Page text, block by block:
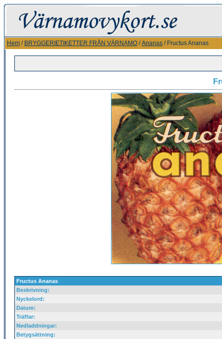
Hem / BRYGGERIETIKETTER FRÅN VÄRNAMO /Ananas / Fructus Ananas
Fructus Ananas
Beskrivning:
Nyckelord:
Datum:
Träffar:
Nedladdningar:
Betygsättning: